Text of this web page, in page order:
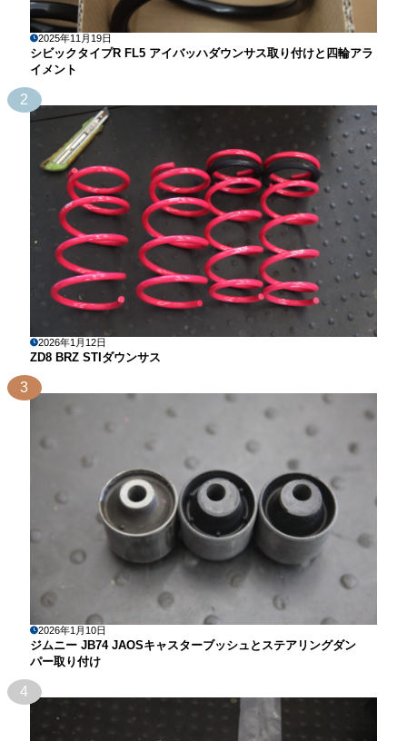
2025年11月19日
シビックタイプR FL5 アイバッハダウンサス取り付けと四輪アラ
イメント
2
2026年1月12日
ZD8 BRZ STIダウンサス
3
2026年1月10日
ジムニー JB74 JAOSキャスターブッシュとステアリングダン
パー取り付け
4